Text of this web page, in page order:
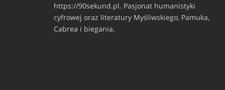
https://90sekund.pl. Pasjonat humanistyki
cyfrowej oraz literatury Myśliwskiego, Pamuka,
Cabrea i biegania.